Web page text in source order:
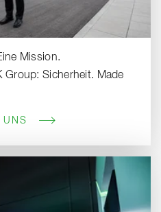
Mission.
Group: Sicherheit. Made
UNS